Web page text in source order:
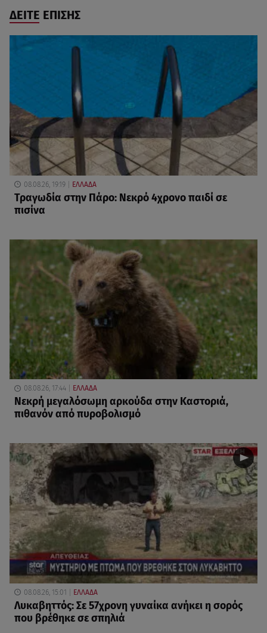
ΔΕΙΤΕ ΕΠΙΣΗΣ
08.08.26, 19:19 ΕΛΛΑΔΑ
Τραγωδία στην Πάρο: Νεκρό 4χρονο παιδί σε
πισίνα
08.08.26, 17:44 ΕΛΛΑΔΑ
Νεκρή μεγαλόσωμη αρκούδα στην Καστοριά,
πιθανόν από πυροβολισμό
08.08.26, 15:01 ΕΛΛΑΔΑ
Λυκαβηττός: Σε 57χρονη γυναίκα ανήκει η σορός
που βρέθηκε σε σπηλιά